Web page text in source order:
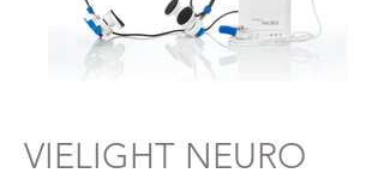
VIELIGHT NEURO